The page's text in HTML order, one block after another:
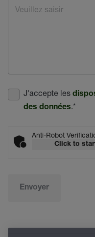
J'accepte les
des données.*
Anti-Robot
Click to
Envoyer